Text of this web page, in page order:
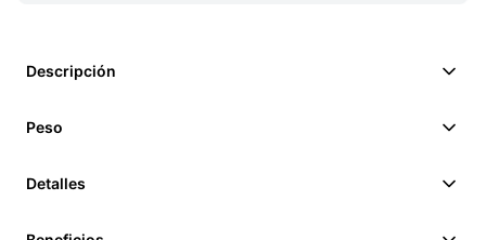
Descripción
Peso
Detalles